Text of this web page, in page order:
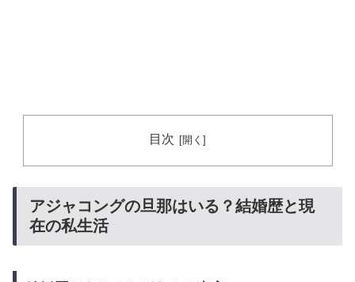
目次
アジャコングの旦那はいる？結婚歴と現
在の私生活